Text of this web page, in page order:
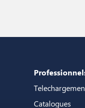
Catalogues